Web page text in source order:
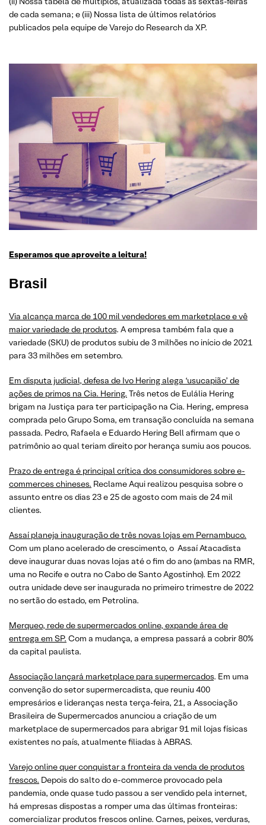
de cada semana; e (iii) Nossa lista de últimos relatórios
publicados pela equipe de Varejo do Research da XP.
Esperamos que aproveite a leitura!
Brasil
Via alcança marca de 100 mil vendedores em marketplace e vê
maior variedade de produtos. A empresa também fala que a
variedade (SKU) de produtos subiu de 3 milhões no início de 2021
para 33 milhões em setembro.
Em disputa judicial, defesa de Ivo Hering alega ‘usucapião’ de
ações de primos na Cia. Hering. Três netos de Eulália Hering
brigam na Justiça para ter participação na Cia. Hering, empresa
comprada pelo Grupo Soma, em transação concluída na semana
passada. Pedro, Rafaela e Eduardo Hering Bell afirmam que o
patrimônio ao qual teriam direito por herança sumiu aos poucos.
Prazo de entrega é principal crítica dos consumidores sobre e-
commerces chineses. Reclame Aqui realizou pesquisa sobre o
assunto entre os dias 23 e 25 de agosto com mais de 24 mil
clientes.
Assaí planeja inauguração de três novas lojas em Pernambuco.
Com um plano acelerado de crescimento, o Assaí Atacadista
deve inaugurar duas novas lojas até o fim do ano (ambas na RMR,
uma no Recife e outra no Cabo de Santo Agostinho). Em 2022
outra unidade deve ser inaugurada no primeiro trimestre de 2022
no sertão do estado, em Petrolina.
Merqueo, rede de supermercados online, expande área de
entrega em SP. Com a mudança, a empresa passará a cobrir 80%
da capital paulista.
Associação lançará marketplace para supermercados. Em uma
convenção do setor supermercadista, que reuniu 400
empresários e lideranças nesta terça-feira, 21, a Associação
Brasileira de Supermercados anunciou a criação de um
marketplace de supermercados para abrigar 91 mil lojas físicas
existentes no país, atualmente filiadas à ABRAS.
Varejo online quer conquistar a fronteira da venda de produtos
frescos. Depois do salto do e-commerce provocado pela
pandemia, onde quase tudo passou a ser vendido pela internet,
há empresas dispostas a romper uma das últimas fronteiras:
comercializar produtos frescos online. Carnes, peixes, verduras,